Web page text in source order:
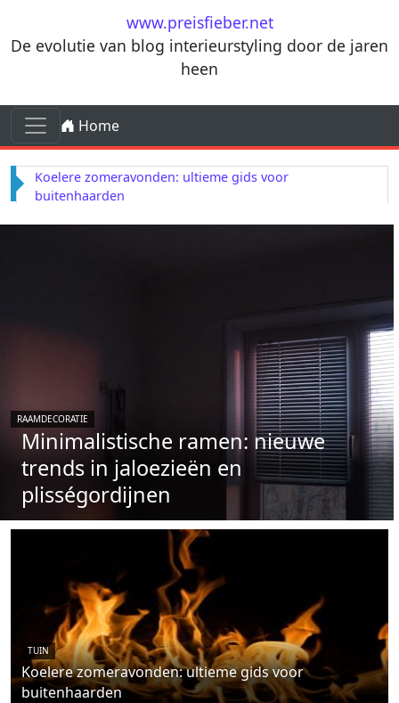
Ga naar de inhoudwww.preisfieber.net
De evolutie van blog interieurstyling door de jaren
heen
Ga naar de inhoud
Hoofdnavigatie
Home
Koelere zomeravonden: ultieme gids voor
buitenhaarden
RAAMDECORATIE
Minimalistische ramen: nieuwe
trends in jaloezieën en
plisségordijnen
TUIN
Koelere zomeravonden: ultieme gids voor
buitenhaarden